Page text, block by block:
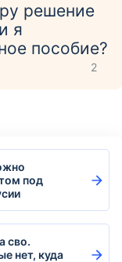
решение
я
пособие?
2
под
сво.
нет, куда